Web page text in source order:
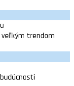
trendom